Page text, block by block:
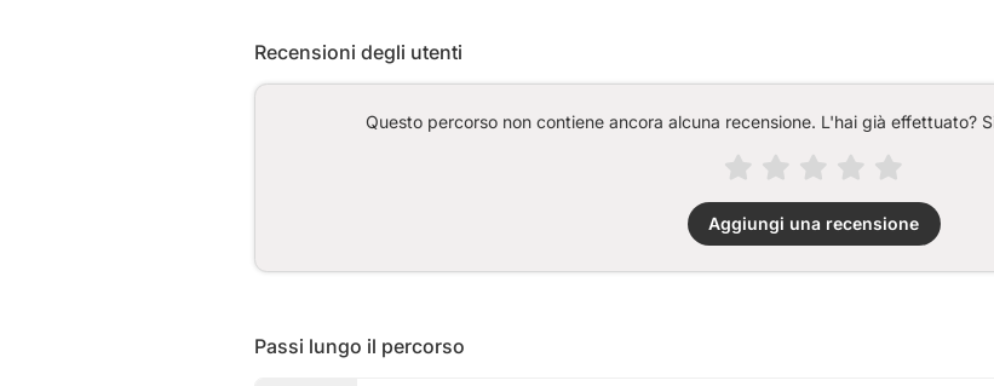
Recensioni degli utenti
Questo percorso non contiene ancora alcuna recensione. L'hai già effettuato?
Aggiungi una recensione
Passi lungo il percorso